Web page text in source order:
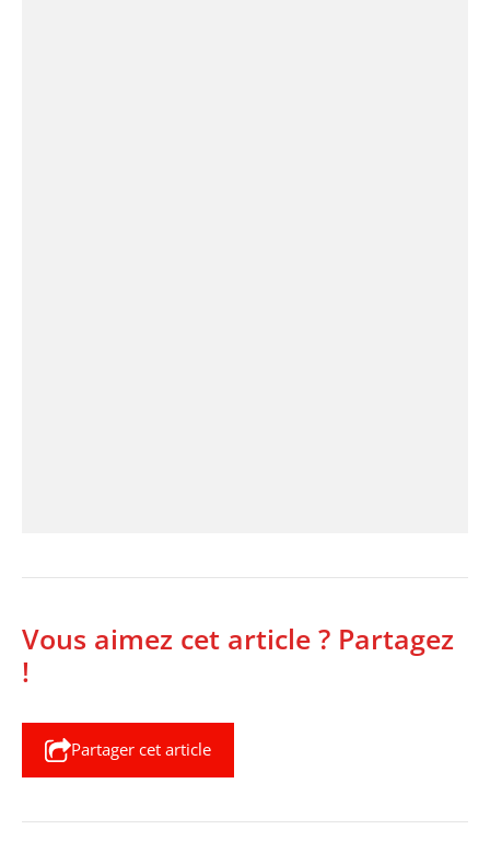
Vous aimez cet article ? Partagez
!
Partager cet article